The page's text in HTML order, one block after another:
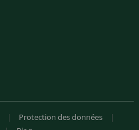
| Protection des données
|